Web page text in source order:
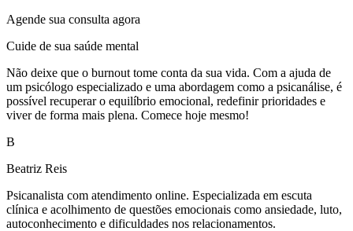
Agende sua consulta agora
Cuide de sua saúde mental
Não deixe que o burnout tome conta da sua vida. Com a ajuda de
um psicólogo especializado e uma abordagem como a psicanálise, é
possível recuperar o equilíbrio emocional, redefinir prioridades e
viver de forma mais plena. Comece hoje mesmo!
B
Beatriz Reis
Psicanalista com atendimento online. Especializada em escuta
clínica e acolhimento de questões emocionais como ansiedade, luto,
autoconhecimento e dificuldades nos relacionamentos.